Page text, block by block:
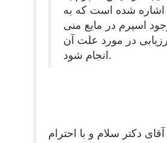
اشاره شده است که به
اسپرم در مایع منی
در مورد علت آن
انجام شود.
آقای دکتر سلام و با احترام